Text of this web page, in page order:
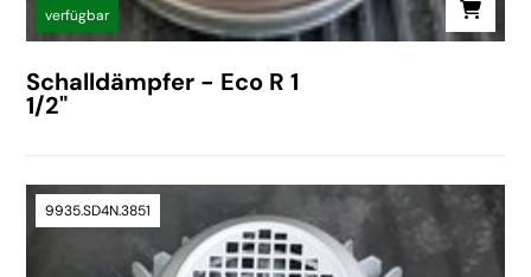
verfügbar
Schalldämpfer - Eco R 1
1/2"
9935.SD4N.3851